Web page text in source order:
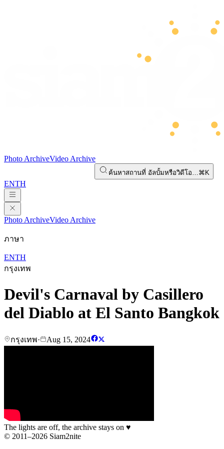
Photo ArchiveVideo Archive
ค้นหาสถานที่ อัลบั้มหรือวิดีโอ…⌘K
ENTH
Photo ArchiveVideo Archive
ภาษา
ENTH
กรุงเทพ
Devil's Carnaval by Casillero
del Diablo at El Santo Bangkok
กรุงเทพ· Aug 15, 2024
The lights are off, the archive stays on ♥
© 2011–2026 Siam2nite